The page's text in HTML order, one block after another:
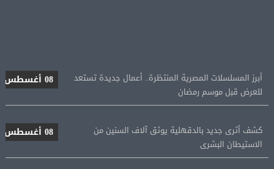
للعرض قبل موسم رمضان
الاستيطان البشرى